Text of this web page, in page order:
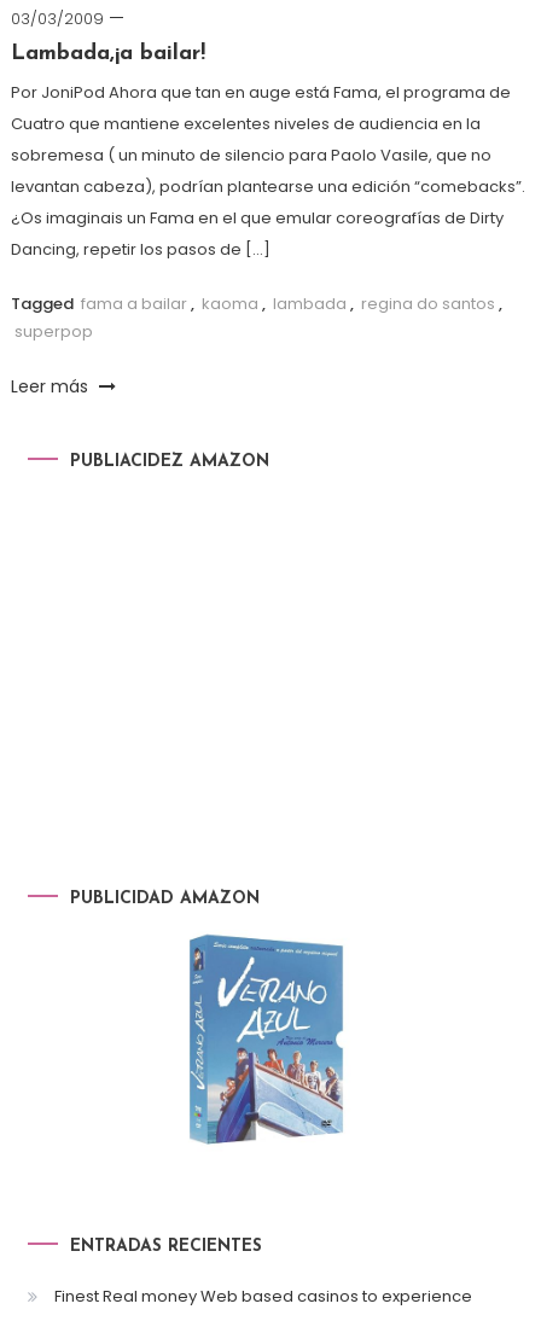
03/03/2009
Lambada,¡a bailar!
Por JoniPod Ahora que tan en auge está Fama, el programa de
Cuatro que mantiene excelentes niveles de audiencia en la
sobremesa ( un minuto de silencio para Paolo Vasile, que no
levantan cabeza), podrían plantearse una edición “comebacks”.
¿Os imaginais un Fama en el que emular coreografías de Dirty
Dancing, repetir los pasos de […]
Tagged fama a bailar, kaoma , lambada , regina do santos ,
superpop
Leer más
PUBLIACIDEZ AMAZON
PUBLICIDAD AMAZON
ENTRADAS RECIENTES
Finest Real money Web based casinos to experience